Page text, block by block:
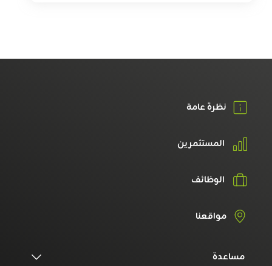
نظرة عامة
المستثمرين
الوظائف
مواقعنا
مساعدة